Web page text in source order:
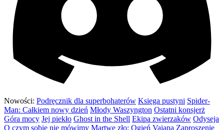
Nowości: Podręcznik dla superbohaterów Księga pustyni Spider-
Man: Całkiem nowy dzień Młody Waszyngton Ostatni konsjerż
Góra mocy Jej piekło Ghost in the Shell Ekipa zwierzaków Odyseja
O czym sobie nie mówimy Martwe zło: Ogień Vaiana Zaproszenie